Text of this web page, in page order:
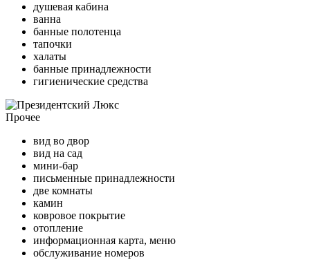
душевая кабина
ванна
банные полотенца
тапочки
халаты
банные принадлежности
гигиенические средства
Прочее
вид во двор
вид на сад
мини-бар
письменные принадлежности
две комнаты
камин
ковровое покрытие
отопление
информационная карта, меню
обслуживание номеров